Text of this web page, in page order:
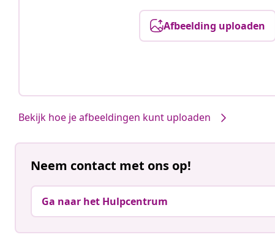
Afbeelding uploaden
Bekijk hoe je afbeeldingen kunt uploaden
Neem contact met ons op!
Ga naar het Hulpcentrum